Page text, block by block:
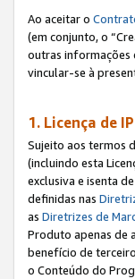
Ao aceitar o
(em conjunto, o
outras informações
vincular-se à
1. Licença de
Sujeito aos termos
(incluindo esta
exclusiva e isenta
definidas nas
as Diretrizes de
Produto apenas de
benefício de
o Conteúdo do